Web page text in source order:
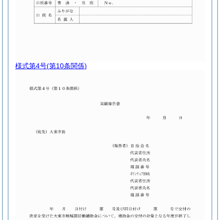
様式第4号(第10条関係)